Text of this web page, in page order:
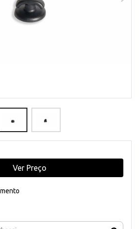
Ver Preço